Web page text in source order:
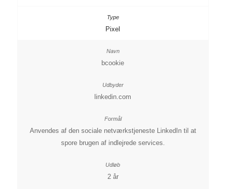
Pixel
bcookie
linkedin.com
Anvendes af den sociale netværkstjeneste LinkedIn til at
spore brugen af indlejrede services.
2 år